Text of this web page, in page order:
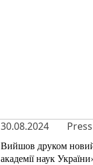
30.08.2024
Вийшов друком
академії наук